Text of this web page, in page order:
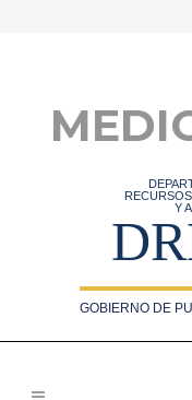
Y
GOBIERNO DE